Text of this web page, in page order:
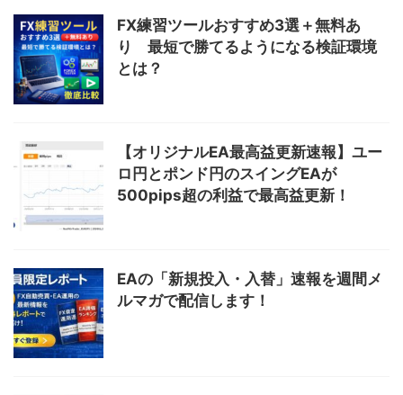
FX練習ツールおすすめ3選＋無料あ
り 最短で勝てるようになる検証環境
とは？
【オリジナルEA最高益更新速報】ユー
ロ円とポンド円のスイングEAが
500pips超の利益で最高益更新！
EAの「新規投入・入替」速報を週間メ
ルマガで配信します！